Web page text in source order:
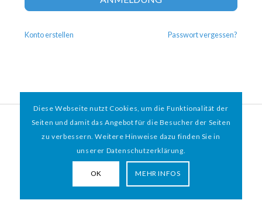
Konto erstellen Passwort vergessen?
© 2026 HAMBURGER*MIT HERZ e.V. | WEBDESIGN BY WEBIGAMI
Diese Webseite nutzt Cookies, um die Funktionalität der
Seiten und damit das Angebot für die Besucher der Seiten
zu verbessern. Weitere Hinweise dazu finden Sie in
unserer Datenschutzerklärung.
OK MEHR INFOS